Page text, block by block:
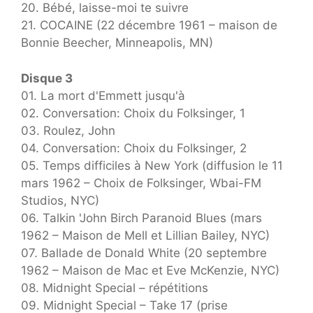
20. Bébé, laisse-moi te suivre
21. COCAINE (22 décembre 1961 – maison de
Bonnie Beecher, Minneapolis, MN)
Disque 3
01. La mort d'Emmett jusqu'à
02. Conversation: Choix du Folksinger, 1
03. Roulez, John
04. Conversation: Choix du Folksinger, 2
05. Temps difficiles à New York (diffusion le 11
mars 1962 – Choix de Folksinger, Wbai-FM
Studios, NYC)
06. Talkin 'John Birch Paranoid Blues (mars
1962 – Maison de Mell et Lillian Bailey, NYC)
07. Ballade de Donald White (20 septembre
1962 – Maison de Mac et Eve McKenzie, NYC)
08. Midnight Special – répétitions
09. Midnight Special – Take 17 (prise